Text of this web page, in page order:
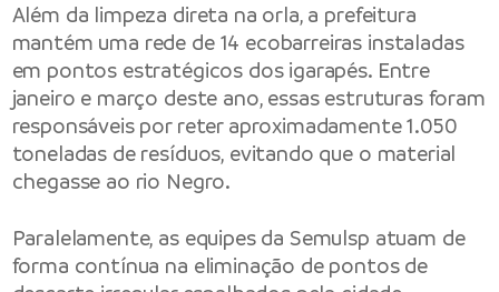
Além da limpeza direta na orla, a prefeitura
mantém uma rede de 14 ecobarreiras instaladas
em pontos estratégicos dos igarapés. Entre
janeiro e março deste ano, essas estruturas foram
responsáveis por reter aproximadamente 1.050
toneladas de resíduos, evitando que o material
chegasse ao rio Negro.
Paralelamente, as equipes da Semulsp atuam de
forma contínua na eliminação de pontos de